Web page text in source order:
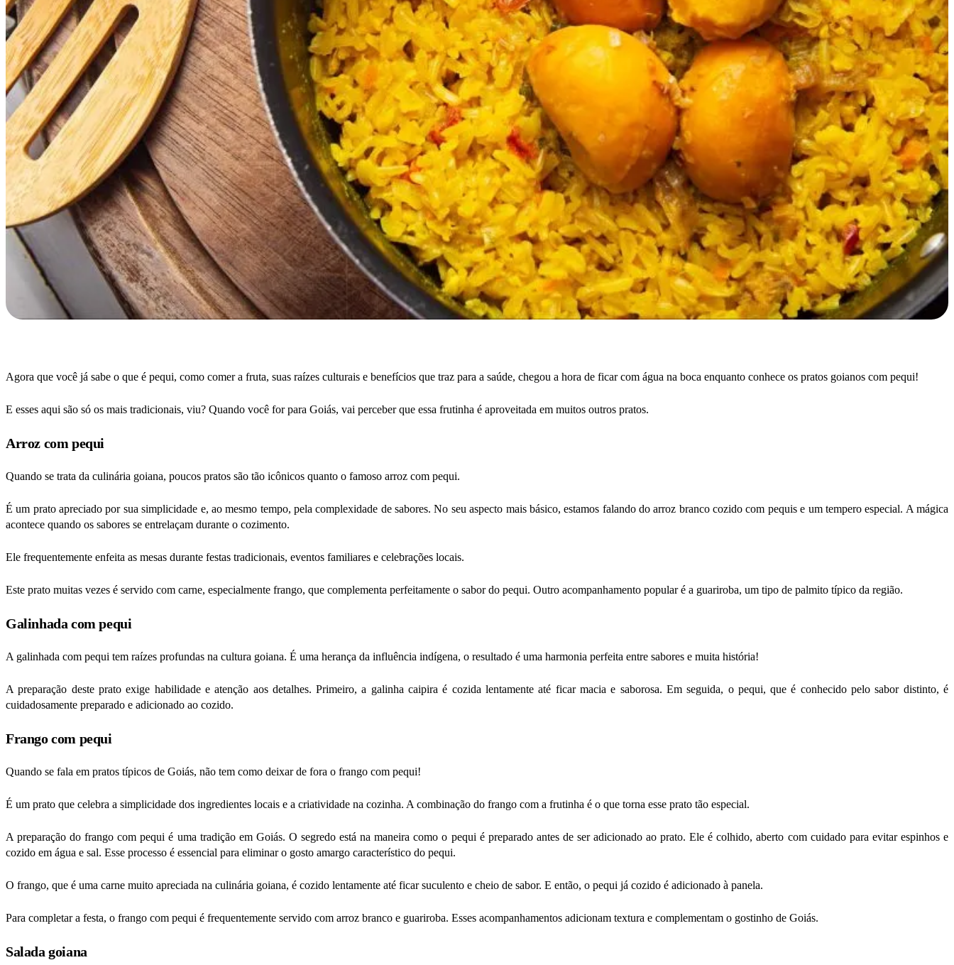
Agora que você já sabe o que é pequi, como comer a fruta, suas raízes culturais e benefícios que traz para a saúde, chegou a hora de ficar com água na boca enquanto conhece os pratos goianos com pequi!
E esses aqui são só os mais tradicionais, viu? Quando você for para Goiás, vai perceber que essa frutinha é aproveitada em muitos outros pratos.
Arroz com pequi
Quando se trata da culinária goiana, poucos pratos são tão icônicos quanto o famoso arroz com pequi.
É um prato apreciado por sua simplicidade e, ao mesmo tempo, pela complexidade de sabores. No seu aspecto mais básico, estamos falando do arroz branco cozido com pequis e um tempero especial. A mágica
acontece quando os sabores se entrelaçam durante o cozimento.
Ele frequentemente enfeita as mesas durante festas tradicionais, eventos familiares e celebrações locais.
Este prato muitas vezes é servido com carne, especialmente frango, que complementa perfeitamente o sabor do pequi. Outro acompanhamento popular é a guariroba, um tipo de palmito típico da região.
Galinhada com pequi
A galinhada com pequi tem raízes profundas na cultura goiana. É uma herança da influência indígena, o resultado é uma harmonia perfeita entre sabores e muita história!
A preparação deste prato exige habilidade e atenção aos detalhes. Primeiro, a galinha caipira é cozida lentamente até ficar macia e saborosa. Em seguida, o pequi, que é conhecido pelo sabor distinto, é
cuidadosamente preparado e adicionado ao cozido.
Frango com pequi
Quando se fala em pratos típicos de Goiás, não tem como deixar de fora o frango com pequi!
É um prato que celebra a simplicidade dos ingredientes locais e a criatividade na cozinha. A combinação do frango com a frutinha é o que torna esse prato tão especial.
A preparação do frango com pequi é uma tradição em Goiás. O segredo está na maneira como o pequi é preparado antes de ser adicionado ao prato. Ele é colhido, aberto com cuidado para evitar espinhos e
cozido em água e sal. Esse processo é essencial para eliminar o gosto amargo característico do pequi.
O frango, que é uma carne muito apreciada na culinária goiana, é cozido lentamente até ficar suculento e cheio de sabor. E então, o pequi já cozido é adicionado à panela.
Para completar a festa, o frango com pequi é frequentemente servido com arroz branco e guariroba. Esses acompanhamentos adicionam textura e complementam o gostinho de Goiás.
Salada goiana